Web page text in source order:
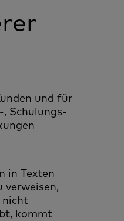
und für
Schulungs-
in Texten
verweisen,
nicht
kommt